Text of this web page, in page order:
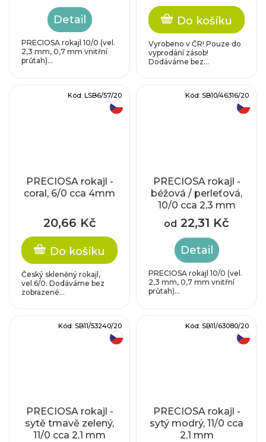
Detail
PRECIOSA rokajl 10/0 (vel.
2,3 mm, 0,7 mm vnitřní
průtah)...
Do košíku
Vyrobeno v ČR! Pouze do
vyprodání zásob!
Dodáváme bez...
PRECIOSA rokajl -
coral, 6/0 cca 4mm
20,66 Kč
Do košíku
Český skleněný rokajl,
vel.6/0. Dodáváme bez
zobrazené...
Kód: LSB6/57/20
PRECIOSA rokajl -
béžová / perleťová,
10/0 cca 2,3 mm
od 22,31 Kč
Detail
PRECIOSA rokajl 10/0 (vel.
2,3 mm, 0,7 mm vnitřní
průtah)...
Kód: SB10/46316/20
PRECIOSA rokajl -
sytě tmavě zelený,
11/0 cca 2,1 mm
Kód: SB11/53240/20
PRECIOSA rokajl -
sytý modrý, 11/0 cca
2,1 mm
Kód: SB11/63080/20